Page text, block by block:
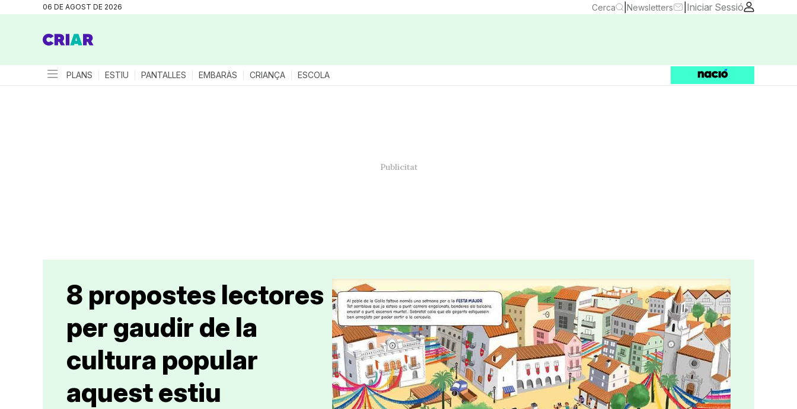
06 DE AGOST DE 2026 Cerca Newsletters Iniciar Sessió
PLANS ESTIU PANTALLES EMBARÀS CRIANÇA ESCOLA
8 propostes lectores
per gaudir de la
cultura popular
aquest estiu